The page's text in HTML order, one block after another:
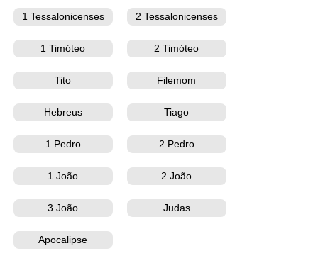
1 Tessalonicenses 2 Tessalonicenses
1 Timóteo 2 Timóteo
Tito Filemom
Hebreus Tiago
1 Pedro 2 Pedro
1 João 2 João
3 João Judas
Apocalipse